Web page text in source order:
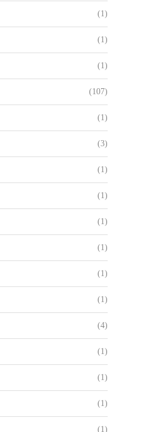
(1)
(1)
(1)
(107)
(1)
(3)
(1)
(1)
(1)
(1)
(1)
(1)
(4)
(1)
(1)
(1)
(1)